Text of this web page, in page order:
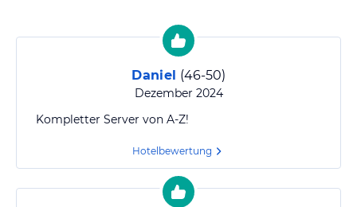
Daniel (46-50)
Dezember 2024
Kompletter Server von A-Z!
Hotelbewertung